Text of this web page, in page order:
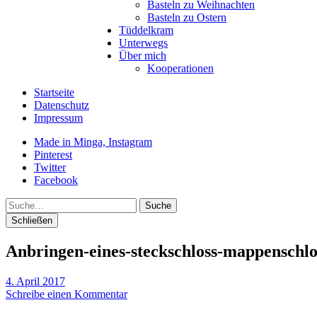
Basteln zu Weihnachten
Basteln zu Ostern
Tüddelkram
Unterwegs
Über mich
Kooperationen
Startseite
Datenschutz
Impressum
Made in Minga, Instagram
Pinterest
Twitter
Facebook
Suche
Schließen
Anbringen-eines-steckschloss-
4. April 2017
Schreibe einen Kommentar